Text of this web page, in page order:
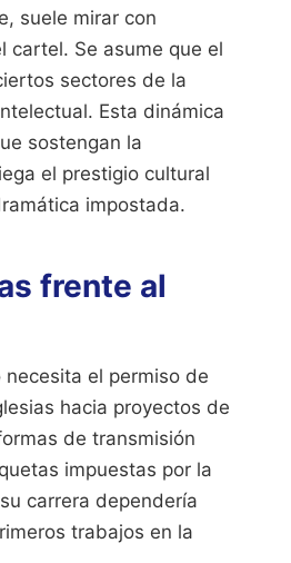
suele mirar con
cartel. Se asume que el
sectores de la
Esta dinámica
sostengan la
el prestigio cultural
impostada.
frente al
el permiso de
hacia proyectos de
de transmisión
impuestas por la
carrera dependería
trabajos en la